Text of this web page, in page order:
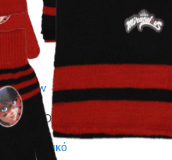
View
ΑΞΕΣΟΥΑΡ
σετ παιδικό